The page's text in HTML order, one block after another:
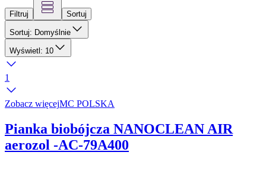
Filtruj Sortuj
Sortuj: Domyślnie
Wyświetl: 10
1
Zobacz więcejMC POLSKA
Pianka biobójcza NANOCLEAN AIR
aerozol -AC-79A400